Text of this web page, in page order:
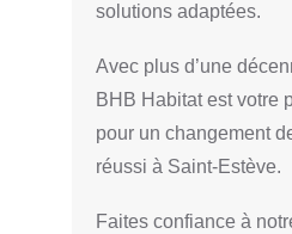
solutions adaptées.
Avec plus d’une
BHB Habitat est votre
pour un changement
réussi à Saint-Estève.
Faites confiance à